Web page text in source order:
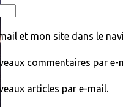
et mon site dans le
commentaires par e-
articles par e-mail.